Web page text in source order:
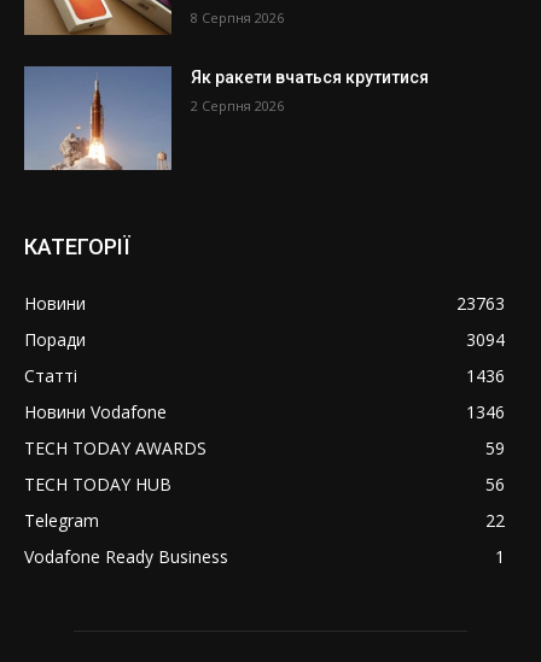
8 Серпня 2026
Як ракети вчаться крутитися
2 Серпня 2026
КАТЕГОРІЇ
Новини
23763
Поради
3094
Статті
1436
Новини Vodafone
1346
TECH TODAY AWARDS
59
TECH TODAY HUB
56
Telegram
22
Vodafone Ready Business
1